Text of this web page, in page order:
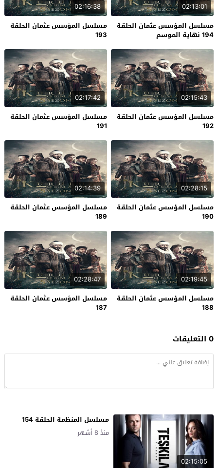
02:13:01
مسلسل المؤسس عثمان الحلقة
194 نهاية الموسم
02:16:38
مسلسل المؤسس عثمان الحلقة
193
02:15:43
مسلسل المؤسس عثمان الحلقة
192
02:17:42
مسلسل المؤسس عثمان الحلقة
191
02:28:15
مسلسل المؤسس عثمان الحلقة
190
02:14:39
مسلسل المؤسس عثمان الحلقة
189
02:19:45
مسلسل المؤسس عثمان الحلقة
188
02:28:47
مسلسل المؤسس عثمان الحلقة
187
0 التعليقات
02:15:05
مسلسل المنظمة الحلقة 154
منذ 8 أشهر